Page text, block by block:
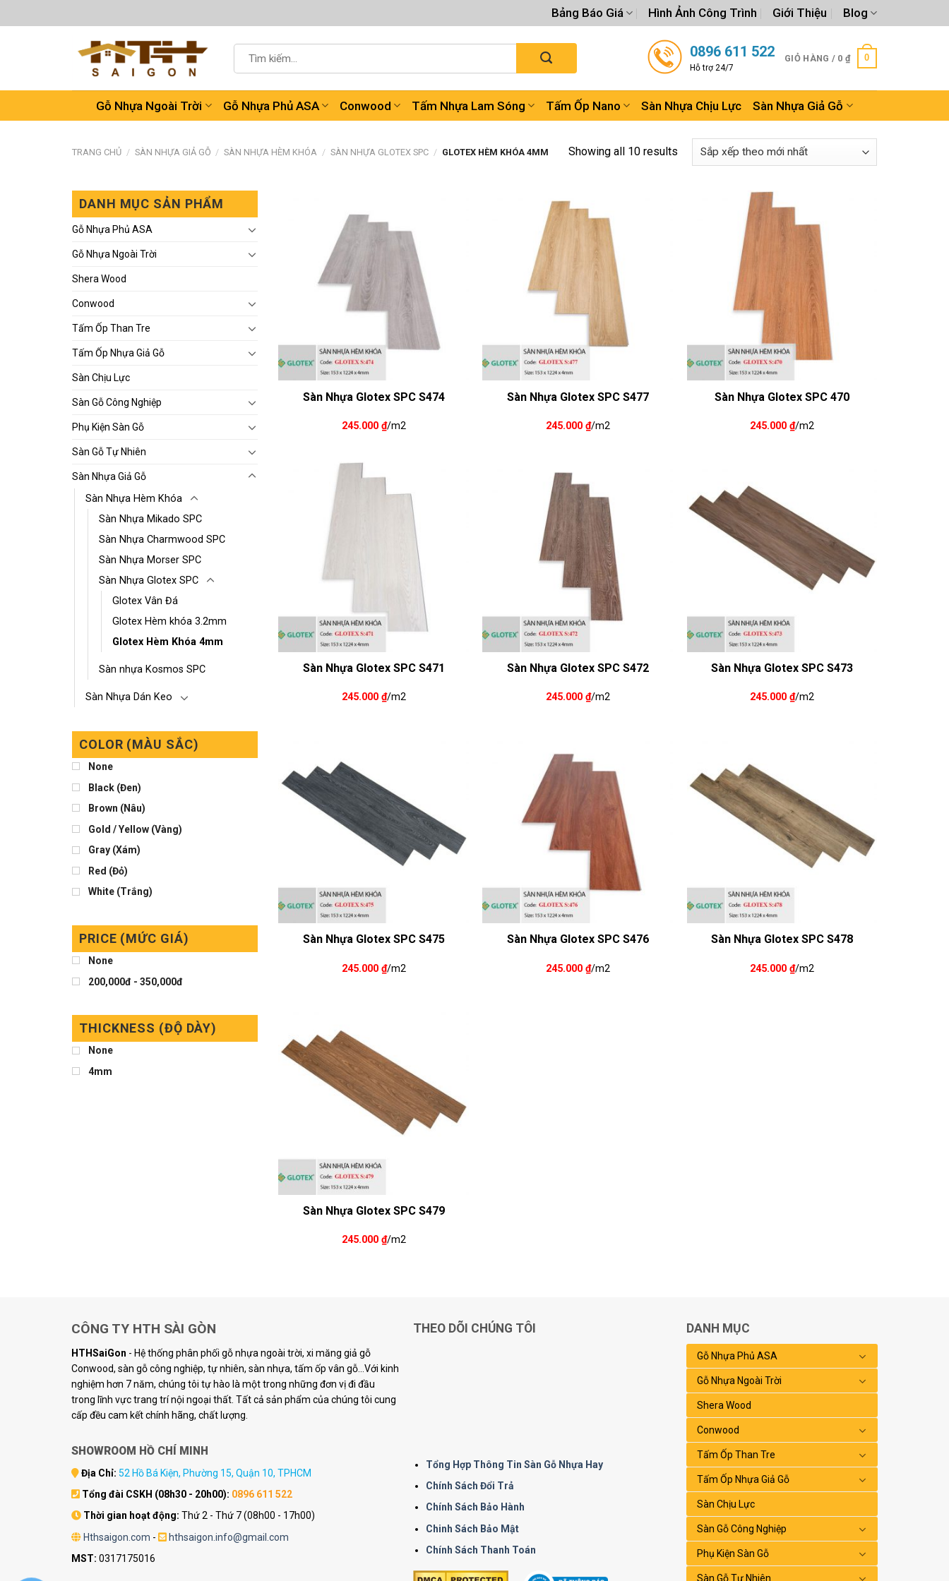
đến
Bảng Báo Giá Hình Ảnh Công Trình Giới Thiệu Blog
kiếm:
0896 611 522
Hỗ trợ 24/7
GIỎ HÀNG / 0 ₫ 0
Gỗ Nhựa Ngoài Trời Gỗ Nhựa Phủ ASA Conwood Tấm Nhựa Lam Sóng Tấm Ốp Nano Sàn Nhựa Chịu Lực Sàn Nhựa Giả Gỗ
TRANG CHỦ / SÀN NHỰA GIẢ GỖ / SÀN NHỰA HÈM KHÓA / SÀN NHỰA GLOTEX SPC / GLOTEX HÈM KHÓA 4MM Showing all 10 results
DANH MỤC SẢN PHẨM
Gỗ Nhựa Phủ ASA
Gỗ Nhựa Ngoài Trời
Shera Wood
Conwood
Tấm Ốp Than Tre
Tấm Ốp Nhựa Giả Gỗ
Sàn Chịu Lực
Sàn Gỗ Công Nghiệp
Phụ Kiện Sàn Gỗ
Sàn Gỗ Tự Nhiên
Sàn Nhựa Giả Gỗ
Sàn Nhựa Hèm Khóa
Sàn Nhựa Mikado SPC
Sàn Nhựa Charmwood SPC
Sàn Nhựa Morser SPC
Sàn Nhựa Glotex SPC
Glotex Vân Đá
Glotex Hèm khóa 3.2mm
Glotex Hèm Khóa 4mm
Sàn nhựa Kosmos SPC
Sàn Nhựa Dán Keo
COLOR (MÀU SẮC)
None
Black (Đen)
Brown (Nâu)
Gold / Yellow (Vàng)
Gray (Xám)
Red (Đỏ)
White (Trắng)
PRICE (MỨC GIÁ)
None
200,000đ - 350,000đ
THICKNESS (ĐỘ DÀY)
None
4mm
Sàn Nhựa Glotex SPC S474
245.000 ₫/m2
Sàn Nhựa Glotex SPC S477
245.000 ₫/m2
Sàn Nhựa Glotex SPC 470
245.000 ₫/m2
Sàn Nhựa Glotex SPC S471
245.000 ₫/m2
Sàn Nhựa Glotex SPC S472
245.000 ₫/m2
Sàn Nhựa Glotex SPC S473
245.000 ₫/m2
Sàn Nhựa Glotex SPC S475
245.000 ₫/m2
Sàn Nhựa Glotex SPC S476
245.000 ₫/m2
Sàn Nhựa Glotex SPC S478
245.000 ₫/m2
Sàn Nhựa Glotex SPC S479
245.000 ₫/m2
CÔNG TY HTH SÀI GÒN
HTHSaiGon - Hệ thống phân phối gỗ nhựa ngoài trời, xi măng giả gỗ
Conwood, sàn gỗ công nghiệp, tự nhiên, sàn nhựa, tấm ốp vân gỗ...Với kinh
nghiệm hơn 7 năm, chúng tôi tự hào là một trong những đơn vị đi đầu
trong lĩnh vực trang trí nội ngoại thất. Tất cả sản phẩm của chúng tôi cung
cấp đều cam kết chính hãng, chất lượng.
SHOWROOM HỒ CHÍ MINH
Địa Chỉ: 52 Hồ Bá Kiện, Phường 15, Quận 10, TPHCM
Tổng đài CSKH (08h30 - 20h00): 0896 611 522
Thời gian hoạt động: Thứ 2 - Thứ 7 (08h00 - 17h00)
Hthsaigon.com -
hthsaigon.info@gmail.com
MST: 0317175016
THEO DÕI CHÚNG TÔI
Tổng Hợp Thông Tin Sàn Gỗ Nhựa Hay
Chính Sách Đổi Trả
Chính Sách Bảo Hành
Chinh Sách Bảo Mật
Chính Sách Thanh Toán
DANH MỤC
Gỗ Nhựa Phủ ASA
Gỗ Nhựa Ngoài Trời
Shera Wood
Conwood
Tấm Ốp Than Tre
Tấm Ốp Nhựa Giả Gỗ
Sàn Chịu Lực
Sàn Gỗ Công Nghiệp
Phụ Kiện Sàn Gỗ
Sàn Gỗ Tự Nhiên